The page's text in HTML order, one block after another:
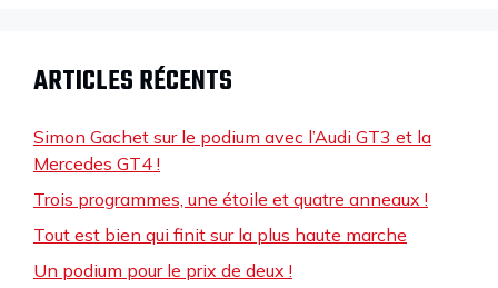
ARTICLES RÉCENTS
Simon Gachet sur le podium avec l’Audi GT3 et la
Mercedes GT4 !
Trois programmes, une étoile et quatre anneaux !
Tout est bien qui finit sur la plus haute marche
Un podium pour le prix de deux !